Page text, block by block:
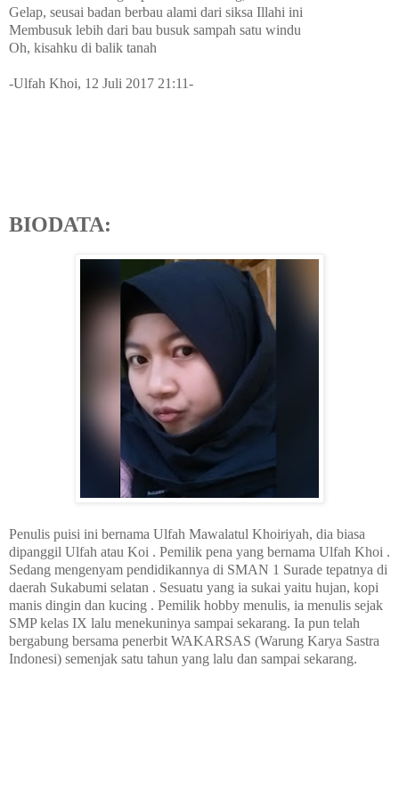
Gelap, seusai badan berbau alami dari siksa Illahi ini
Membusuk lebih dari bau busuk sampah satu windu
Oh, kisahku di balik tanah
-Ulfah Khoi, 12 Juli 2017 21:11-
BIODATA:
Penulis puisi ini bernama Ulfah Mawalatul Khoiriyah, dia biasa
dipanggil Ulfah atau Koi . Pemilik pena yang bernama Ulfah Khoi .
Sedang mengenyam pendidikannya di SMAN 1 Surade tepatnya di
daerah Sukabumi selatan . Sesuatu yang ia sukai yaitu hujan, kopi
manis dingin dan kucing . Pemilik hobby menulis, ia menulis sejak
SMP kelas IX lalu menekuninya sampai sekarang. Ia pun telah
bergabung bersama penerbit WAKARSAS (Warung Karya Sastra
Indonesi) semenjak satu tahun yang lalu dan sampai sekarang.